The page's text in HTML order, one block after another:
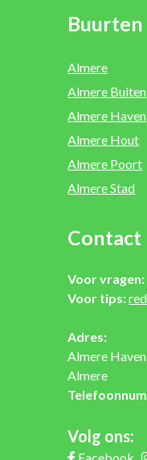
Buurten
Almere
Almere Buiten
Almere Haven
Almere Hout
Almere Poort
Almere Stad
Contact
Voor vragen:
Voor tips:
Adres:
Almere
Almere
Volg ons:
Facebook